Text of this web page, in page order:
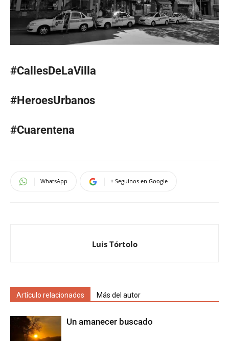
#CallesDeLaVilla
#HeroesUrbanos
#Cuarentena
WhatsApp + Seguinos en Google
Luis Tórtolo
Artículo relacionados Más del autor
Un amanecer buscado